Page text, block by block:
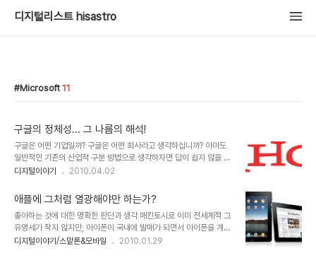
디지털리스트 hisastro
Microsoft 11
구글의 정체성... 그 나름의 해석!
구글은 어떤 기업일까? 구글은 어떤 회사라고 생각하십니까? 아마도
일반적인 기존의 산업적 구분 방법으로 생각하자면 답이 쉽지 않을 겁
니다. 국내 모 카드회사가 기업 이미지를 말하는 것처럼 구글은 쉽게
이 구글일 수 밖에 없는 이유 ※ 참고적으로 구글의 뜻은 인터넷 검색엔
진 구글(Google)을 처음 구골(Googol)로 등록하려다가 실수로 사
명을 구글이라고 잘못 표기한 것에서 유래되었습니다. 구골(Googol)
의 의미는 10의 100제곱을 가리키는 숫자로써 1 뒤에 0이 백 개 달린
수를 의미합니다. 그런데, 아무리 보아도 구골 보다는 구글이 더 어울
디지털이야기 2010.04.02
애플에 그처럼 열광해야만 하는가?
좋아하는 것에 대한 명확한 판단과 생각 매킨토시로 이미 전세계적 그
유명세가 작지 않지만, 아이폰이 국내에 발매가 되면서 아이폰을 개발
하여 판매하는 기업 애플에 대한 관심 또한 더욱 높아졌습니다. 더우기
디지털이야기/스맡폰&모바일 2010.01.29